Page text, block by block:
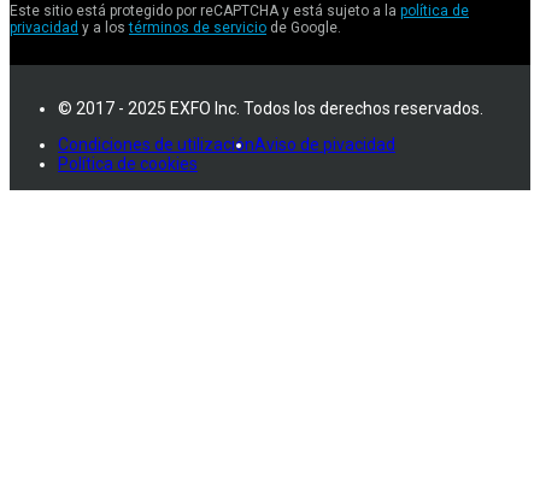
Este sitio está protegido por reCAPTCHA y está sujeto a la política de
privacidad y a lostérminos de servicio de Google.
© 2017 - 2025 EXFO Inc. Todos los derechos reservados.
Condiciones de utilizaciónAviso de pivacidad
Política de cookies